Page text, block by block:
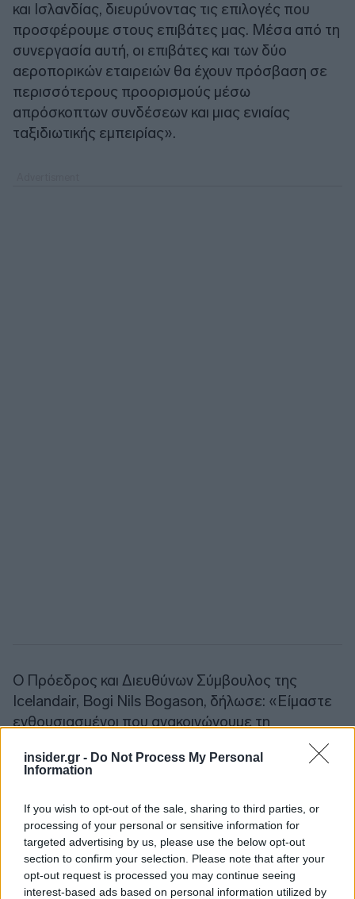
insider.gr - Do Not Process My Personal
Information
If you wish to opt-out of the sale, sharing to third parties, or
processing of your personal or sensitive information for
targeted advertising by us, please use the below opt-out
section to confirm your selection. Please note that after your
opt-out request is processed you may continue seeing
interest-based ads based on personal information utilized by
και Ισλανδίας, διευρύνοντας τις επιλογές που
προσφέρουμε στους επιβάτες μας. Μέσα από τη
συνεργασία αυτή, οι επιβάτες και των δύο
αεροπορικών εταιρειών θα έχουν πρόσβαση σε
περισσότερους προορισμούς μέσω
απρόσκοπτων συνδέσεων και μιας ενιαίας
ταξιδιωτικής εμπειρίας».
Ο Πρόεδρος και Διευθύνων Σύμβουλος της
Icelandair, Bogi Nils Bogason, δήλωσε: «Είμαστε
ενθουσιασμένοι που ανακοινώνουμε τη
στρατηγική συνεργασία μας με την AEGEAN, η
οποία ανοίγει νέες δυνατότητες για τους
Ισλανδίας. Καλωσορίζουμε την AEGEAN ως έναν
πολύτιμο συνεργάτη και ανυπομονούμε να
συνεργαστούμε, ώστε να προσφέρουμε στους
επιβάτες μας μια ομαλή και ευχάριστη ταξιδιωτική
εμπειρία».